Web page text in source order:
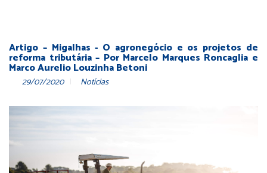
Artigo – Migalhas - O agronegócio e os projetos de
reforma tributária – Por Marcelo Marques Roncaglia e
Marco Aurelio Louzinha Betoni
29/07/2020 Notícias